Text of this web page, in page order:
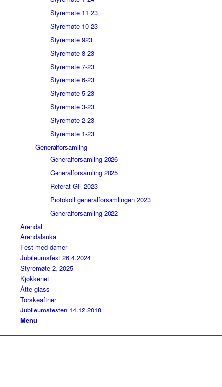
Styremøte 11 23
Styremøte 10 23
Styremøte 923
Styremøte 8 23
Styremøte 7-23
Styremøte 6-23
Styremøte 5-23
Styremøte 3-23
Styremøte 2-23
Styremøte 1-23
Generalforsamling
Generalforsamling 2026
Generalforsamling 2025
Referat GF 2023
Protokoll generalforsamlingen 2023
Generalforsamling 2022
Arendal
Arendalsuka
Fest med damer
Jubileumsfest 26.4.2024
Styremøte 2, 2025
Kjøkkenet
Åtte glass
Torskeaftner
Jubileumsfesten 14.12.2018
Menu